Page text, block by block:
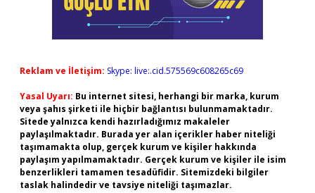
Reklam ve İletişim: Skype: live:.cid.575569c608265c69
Yasal Uyarı: Bu internet sitesi, herhangi bir marka, kurum
veya şahıs şirketi ile hiçbir bağlantısı bulunmamaktadır.
Sitede yalnızca kendi hazırladığımız makaleler
paylaşılmaktadır. Burada yer alan içerikler haber niteliği
taşımamakta olup, gerçek kurum ve kişiler hakkında
paylaşım yapılmamaktadır. Gerçek kurum ve kişiler ile isim
benzerlikleri tamamen tesadüfidir. Sitemizdeki bilgiler
taslak halindedir ve tavsiye niteliği taşımazlar.